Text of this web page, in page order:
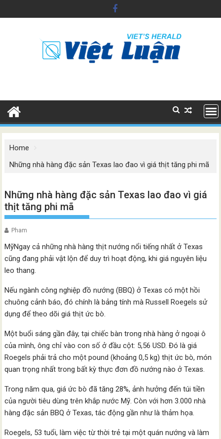
to
Home
Những nhà hàng đặc sản Texas lao đao vì giá thịt tăng phi mã
Những nhà hàng đặc sản Texas lao đao vì giá
thịt tăng phi mã
Pham
MỹNgay cả những nhà hàng thịt nướng nổi tiếng nhất ở Texas
cũng đang phải vật lộn để duy trì hoạt động, khi giá nguyên liệu
leo thang.
Nếu ngành công nghiệp đồ nướng (BBQ) ở Texas có một hồi
chuông cảnh báo, đó chính là bảng tính mà Russell Roegels sử
dụng để theo dõi giá thịt ức bò.
Một buổi sáng gần đây, tại chiếc bàn trong nhà hàng ở ngoại ô
của mình, ông chỉ vào con số ở đầu cột: 5,56 USD. Đó là giá
Roegels phải trả cho một pound (khoảng 0,5 kg) thịt ức bò, món
quan trọng nhất trong bất kỳ thực đơn đồ nướng nào ở Texas.
Trong năm qua, giá ức bò đã tăng 28%, ảnh hưởng đến túi tiền
của người tiêu dùng trên khắp nước Mỹ. Còn với hơn 3.000 nhà
hàng đặc sản BBQ ở Texas, tác động gần như là thảm họa.
Roegels, 53 tuổi, làm việc từ thời trẻ tại một quán nướng và làm